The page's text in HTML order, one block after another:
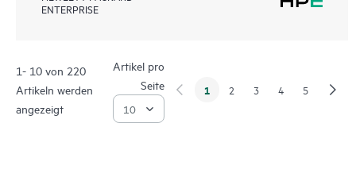
ENTERPRISE
1- 10 von 220
Artikeln werden
angezeigt
Artikel pro
Seite
1 2 3 4 5